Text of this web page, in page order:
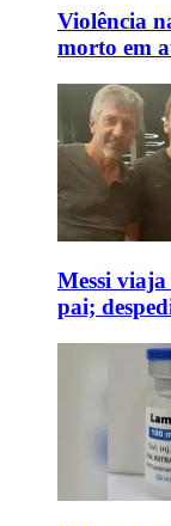
Violência
morto em
Messi
pai;